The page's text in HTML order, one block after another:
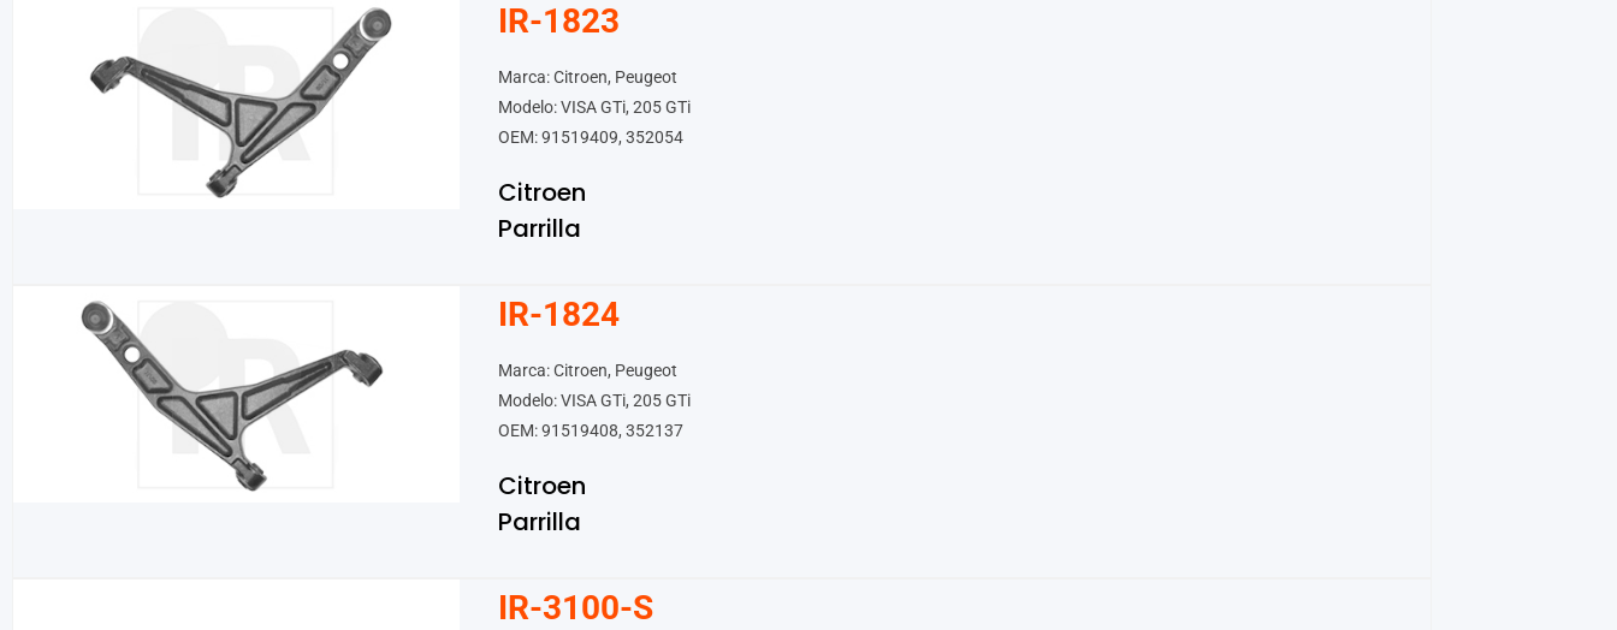
IR-1823
Marca: Citroen, Peugeot
Modelo: VISA GTi, 205 GTi
OEM: 91519409, 352054
Citroen
Parrilla
IR-1824
Marca: Citroen, Peugeot
Modelo: VISA GTi, 205 GTi
OEM: 91519408, 352137
Citroen
Parrilla
IR-3100-S